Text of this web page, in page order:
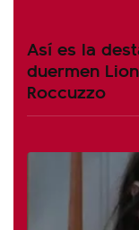
Así es la
duermen
Roccuzzo